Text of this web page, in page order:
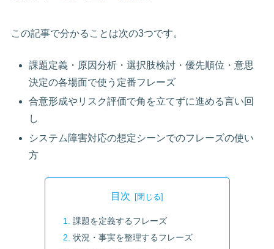
この記事で分かることは次の3つです。
課題定義・原因分析・選択肢検討・優先順位・意思
決定の各場面で使う定番フレーズ
合意形成やリスク評価で角を立てずに進める言い回
し
システム障害対応の想定シーンでのフレーズの使い
方
目次
課題を定義するフレーズ
状況・事実を整理するフレーズ